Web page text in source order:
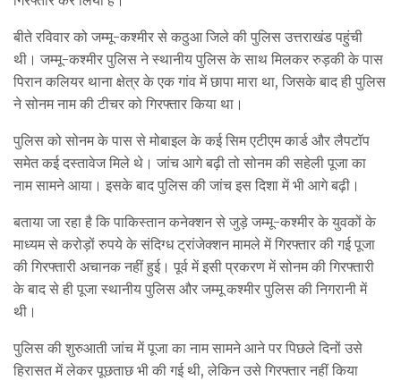
बीते रविवार को जम्मू-कश्मीर से कठुआ जिले की पुलिस उत्तराखंड पहुंची
थी। जम्मू-कश्मीर पुलिस ने स्थानीय पुलिस के साथ मिलकर रुड़की के पास
पिरान कलियर थाना क्षेत्र के एक गांव में छापा मारा था, जिसके बाद ही पुलिस
ने सोनम नाम की टीचर को गिरफ्तार किया था।
पुलिस को सोनम के पास से मोबाइल के कई सिम एटीएम कार्ड और लैपटॉप
समेत कई दस्तावेज मिले थे। जांच आगे बढ़ी तो सोनम की सहेली पूजा का
नाम सामने आया। इसके बाद पुलिस की जांच इस दिशा में भी आगे बढ़ी।
बताया जा रहा है कि पाकिस्तान कनेक्शन से जुड़े जम्मू-कश्मीर के युवकों के
माध्यम से करोड़ों रुपये के संदिग्ध ट्रांजेक्शन मामले में गिरफ्तार की गई पूजा
की गिरफ्तारी अचानक नहीं हुई। पूर्व में इसी प्रकरण में सोनम की गिरफ्तारी
के बाद से ही पूजा स्थानीय पुलिस और जम्मू कश्मीर पुलिस की निगरानी में
थी।
पुलिस की शुरुआती जांच में पूजा का नाम सामने आने पर पिछले दिनों उसे
हिरासत में लेकर पूछताछ भी की गई थी, लेकिन उसे गिरफ्तार नहीं किया